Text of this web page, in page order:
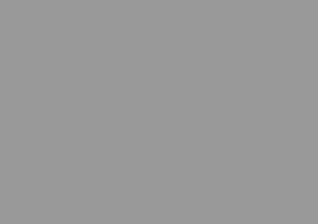
расширенные
PowerPoint для
В программе курса сделан
пять лабораторных работ
навыки и применять
обучения. Курс